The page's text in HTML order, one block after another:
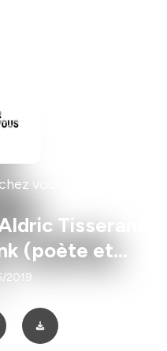
vous
Tisserand
(poète et
2019